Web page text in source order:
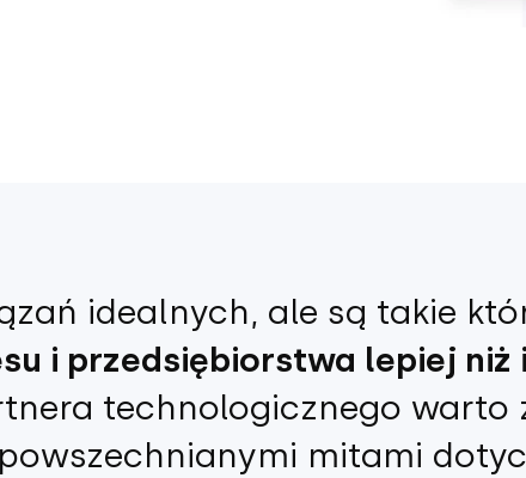
idealnych, ale są takie
i przedsiębiorstwa lepiej niż
technologicznego warto
mitami